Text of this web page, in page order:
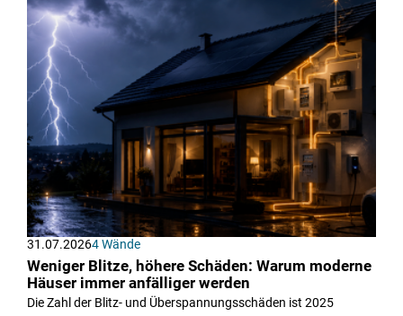
31.07.20264 Wände
Weniger Blitze, höhere Schäden: Warum moderne
Häuser immer anfälliger werden
Die Zahl der Blitz- und Überspannungsschäden ist 2025